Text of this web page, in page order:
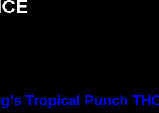
Tropical Punch